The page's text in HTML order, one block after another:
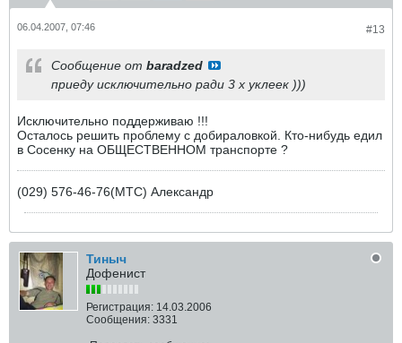
#13
06.04.2007, 07:46
Сообщение от baradzed
приеду исключительно ради 3 х уклеек )))
Исключительно поддерживаю !!!
Осталось решить проблему с добираловкой. Кто-нибудь едил
в Сосенку на ОБЩЕСТВЕННОМ транспорте ?
(029) 576-46-76(МТС) Александр
Тиныч
Дофенист
Регистрация: 14.03.2006
Сообщения: 3331